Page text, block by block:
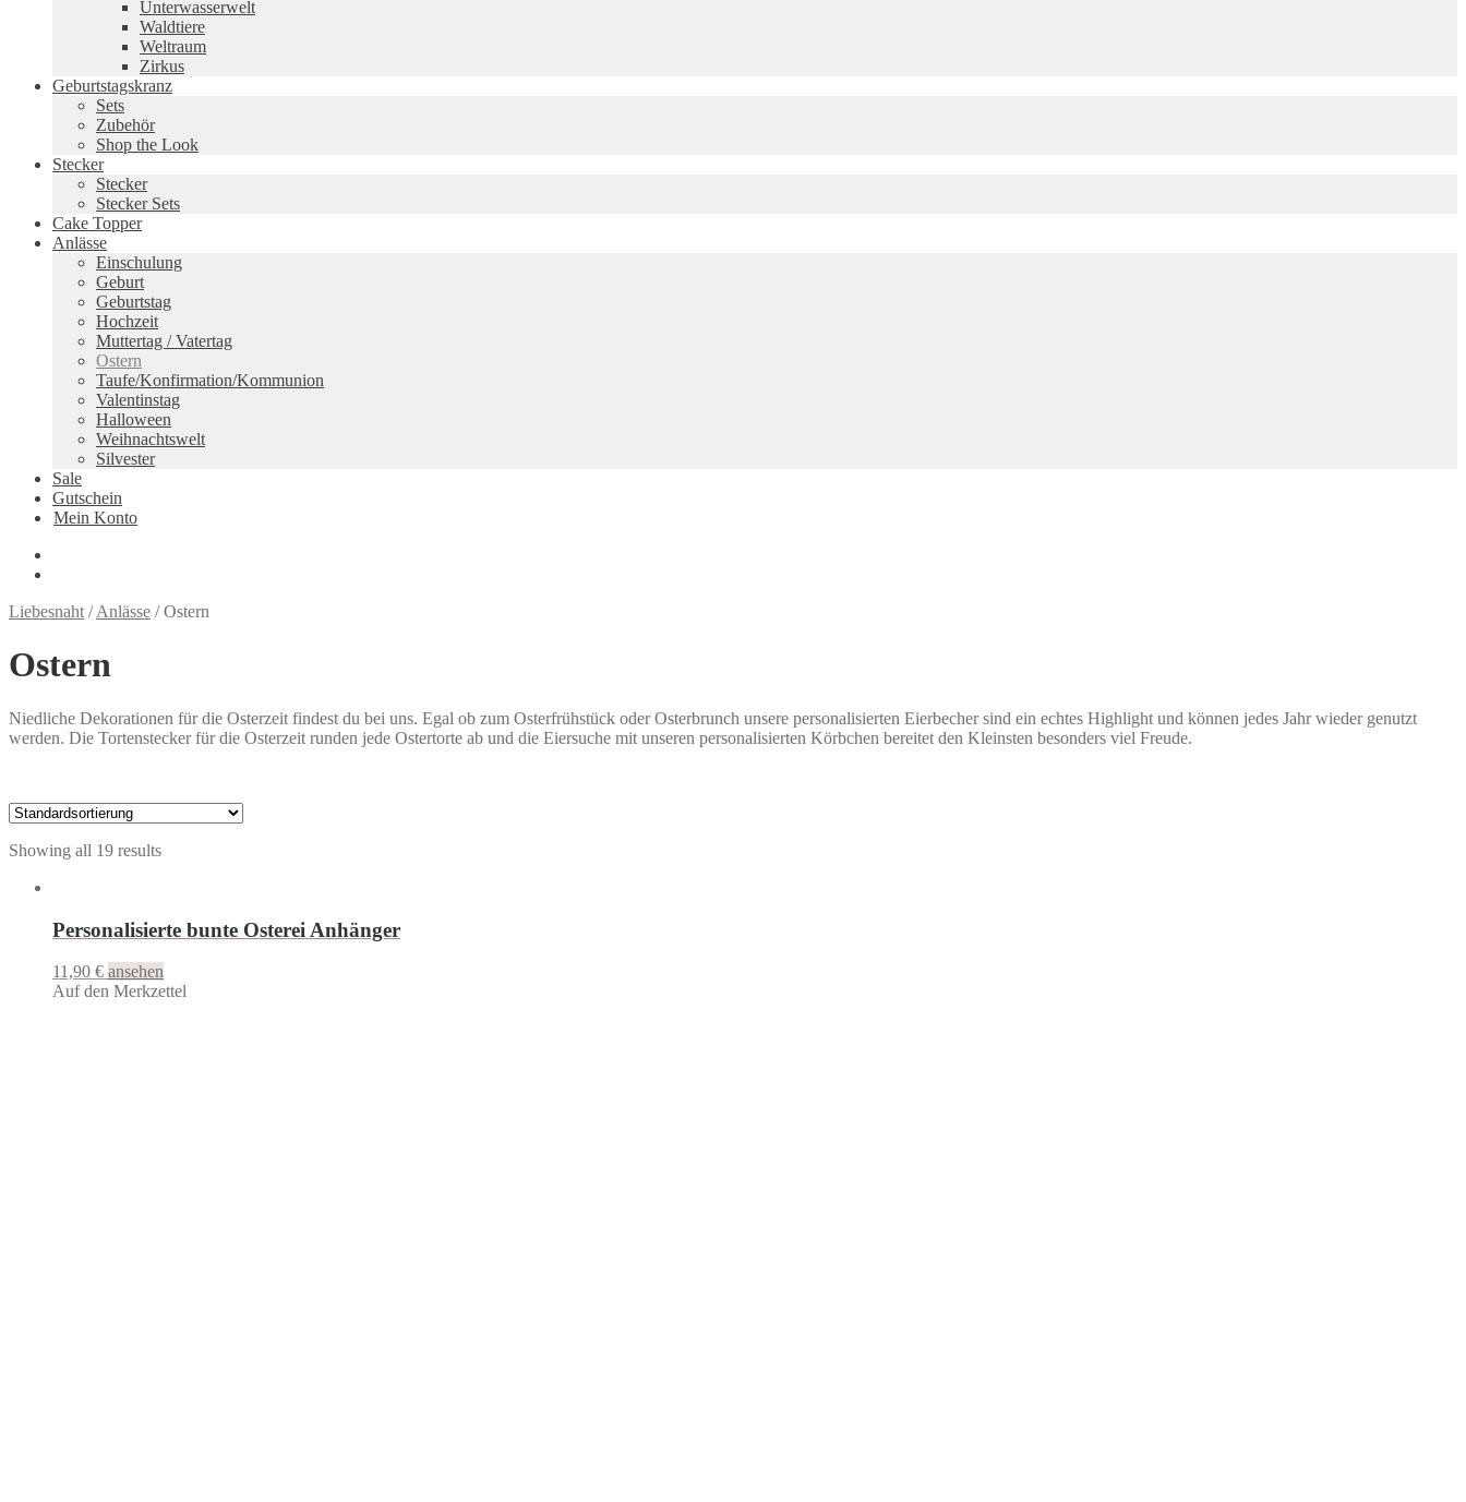
Unterwasserwelt
Waldtiere
Weltraum
Zirkus
Geburtstagskranz
Sets
Zubehör
Shop the Look
Stecker
Stecker
Stecker Sets
Cake Topper
Anlässe
Einschulung
Geburt
Geburtstag
Hochzeit
Muttertag / Vatertag
Ostern
Taufe/Konfirmation/Kommunion
Valentinstag
Halloween
Weihnachtswelt
Silvester
Sale
Gutschein
Mein Konto
Liebesnaht /Anlässe /Ostern
Ostern
Niedliche Dekorationen für die Osterzeit findest du bei uns. Egal ob zum Osterfrühstück oder Osterbrunch unsere personalisierten Eierbecher sind ein echtes Highlight und können jedes Jahr wieder genutzt
werden. Die Tortenstecker für die Osterzeit runden jede Ostertorte ab und die Eiersuche mit unseren personalisierten Körbchen bereitet den Kleinsten besonders viel Freude.
Showing all 19 results
Personalisierte bunte Osterei Anhänger
11,90 € ansehen
Auf den Merkzettel